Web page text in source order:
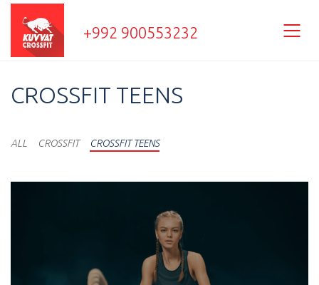
+992 900553232
CROSSFIT TEENS
ALL CROSSFIT CROSSFIT TEENS